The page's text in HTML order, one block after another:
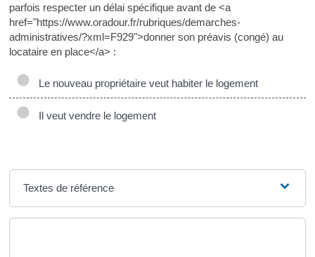
parfois respecter un délai spécifique avant de <a
href="https://www.oradour.fr/rubriques/demarches-
administratives/?xml=F929">donner son préavis (congé) au
locataire en place</a> :
Le nouveau propriétaire veut habiter le logement
Il veut vendre le logement
Textes de référence